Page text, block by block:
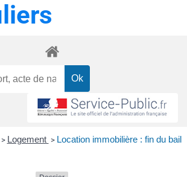
> Logement > Location immobilière : fin du bail